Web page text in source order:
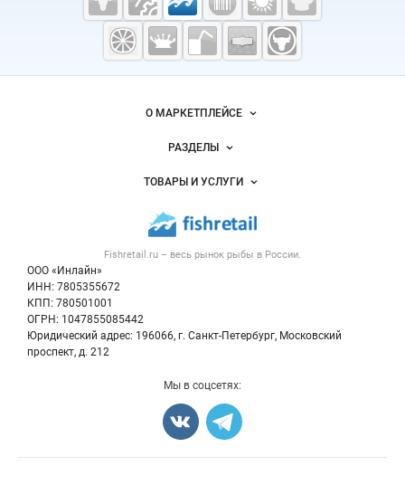
Fishretail.ru —
рыба,
морепродукты
Важные разделы и контакты
Fishretail.ru – весь рынок рыбы в России.
ООО «Инлайн»
ИНН: 7805355672
КПП: 780501001
ОГРН: 1047855085442
Юридический адрес: 196066, г. Санкт-Петербург, Московский
проспект, д. 212
Навигация по сайтуО МАРКЕТПЛЕЙСЕ
Новости Fishretail.ru
Размещение рекламы
Публичная оферта
Контактная информация
Политика обработки персональных данных
РАЗДЕЛЫ
Объявления
Новости рынка
Блог
ТОВАРЫ И УСЛУГИ
Рыба
Икра
Мы в соцсетях: